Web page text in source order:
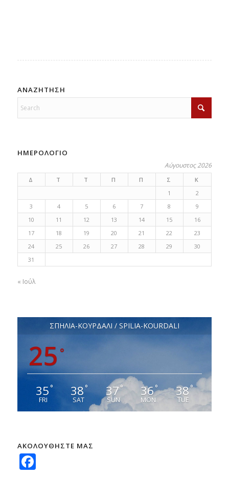
ΑΝΑΖΗΤΗΣΗ
ΗΜΕΡΟΛΟΓΙΟ
Αύγουστος 2026
Δ Τ Τ Π Π Σ
Κ
1
2
3
4 5 6 7 8
9
10
11 12 13 14 15
16
17
18 19 20 21 22
23
24
25 26 27 28 29
30
31
« Ιούλ
ΣΠΗΛΙΑ-ΚΟΥΡΔΑΛΙ / SPILIA-KOURDALI
25 °
35°
FRI
38°
SAT
37°
SUN
36°
MON
38°
TUE
ΑΚΟΛΟΥΘΗΣΤΕ ΜΑΣ
Facebook